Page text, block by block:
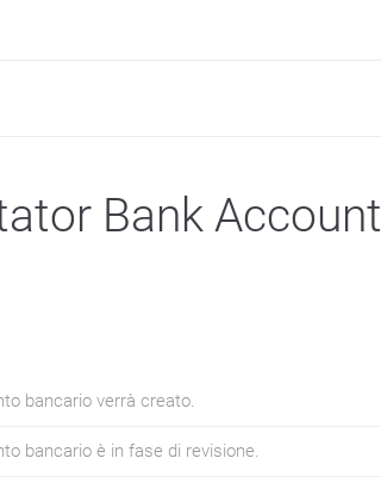
Bank Account
bancario verrà creato.
bancario è in fase di revisione.